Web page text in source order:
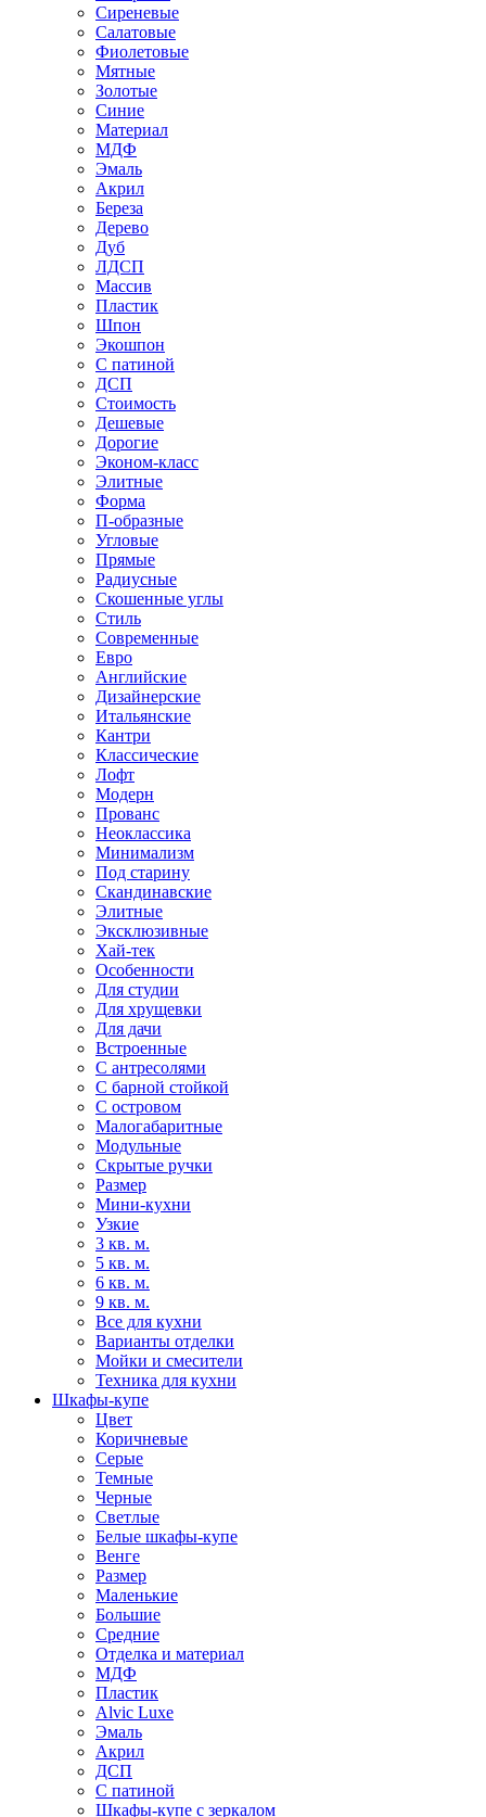
Сиреневые
Салатовые
Фиолетовые
Мятные
Золотые
Синие
Материал
МДФ
Эмаль
Акрил
Береза
Дерево
Дуб
ЛДСП
Массив
Пластик
Шпон
Экошпон
С патиной
ДСП
Стоимость
Дешевые
Дорогие
Эконом-класс
Элитные
Форма
П-образные
Угловые
Прямые
Радиусные
Скошенные углы
Стиль
Современные
Евро
Английские
Дизайнерские
Итальянские
Кантри
Классические
Лофт
Модерн
Прованс
Неоклассика
Минимализм
Под старину
Скандинавские
Элитные
Эксклюзивные
Хай-тек
Особенности
Для студии
Для хрущевки
Для дачи
Встроенные
С антресолями
С барной стойкой
С островом
Малогабаритные
Модульные
Скрытые ручки
Размер
Мини-кухни
Узкие
3 кв. м.
5 кв. м.
6 кв. м.
9 кв. м.
Все для кухни
Варианты отделки
Мойки и смесители
Техника для кухни
Шкафы-купе
Цвет
Коричневые
Серые
Темные
Черные
Светлые
Белые шкафы-купе
Венге
Размер
Маленькие
Большие
Средние
Отделка и материал
МДФ
Пластик
Alvic Luxe
Эмаль
Акрил
ДСП
С патиной
Шкафы-купе с зеркалом